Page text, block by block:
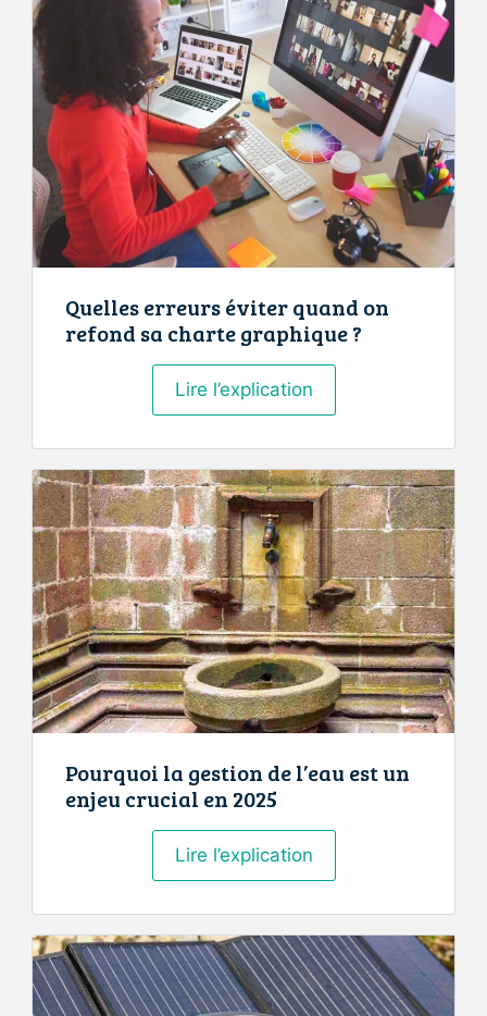
dans
la
mode
:
simple
tendance
ou
vrai
engagement
Quelles erreurs éviter quand on
refond sa charte graphique ?
Lire l’explicationQuelles
erreurs
quand
on
refond
sa
charte
graphique
?
Pourquoi la gestion de l’eau est un
enjeu crucial en 2025
Lire l’explicationPourquoi
la
gestion
de
l’eau
est